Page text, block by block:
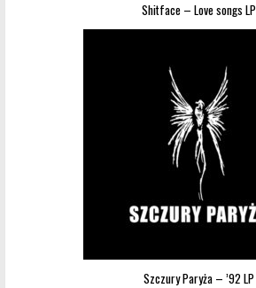
Shitface – Love songs LP
Szczury Paryża – ’92 LP